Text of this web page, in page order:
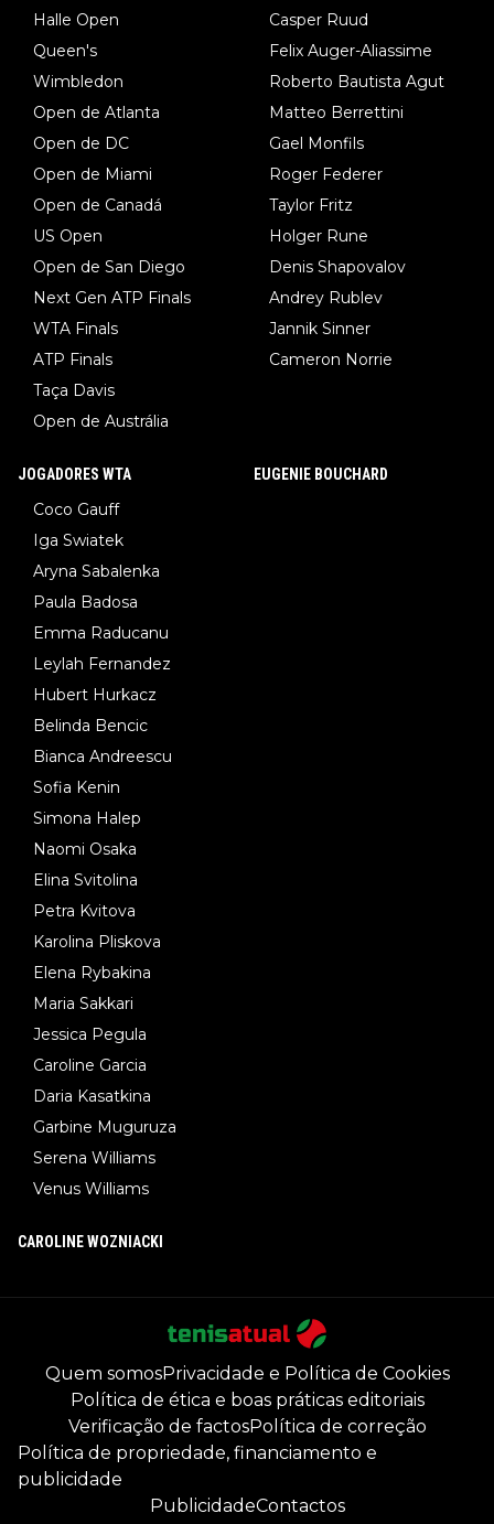
Halle Open
Queen's
Wimbledon
Open de Atlanta
Open de DC
Open de Miami
Open de Canadá
US Open
Open de San Diego
Next Gen ATP Finals
WTA Finals
ATP Finals
Taça Davis
Open de Austrália
Casper Ruud
Felix Auger-Aliassime
Roberto Bautista Agut
Matteo Berrettini
Gael Monfils
Roger Federer
Taylor Fritz
Holger Rune
Denis Shapovalov
Andrey Rublev
Jannik Sinner
Cameron Norrie
JOGADORES WTA
Coco Gauff
Iga Swiatek
Aryna Sabalenka
Paula Badosa
Emma Raducanu
Leylah Fernandez
Hubert Hurkacz
Belinda Bencic
Bianca Andreescu
Sofia Kenin
Simona Halep
Naomi Osaka
Elina Svitolina
Petra Kvitova
Karolina Pliskova
Elena Rybakina
Maria Sakkari
Jessica Pegula
Caroline Garcia
Daria Kasatkina
Garbine Muguruza
Serena Williams
Venus Williams
EUGENIE BOUCHARD
CAROLINE WOZNIACKI
Quem somosPrivacidade e Política de Cookies
Política de ética e boas práticas editoriais
Verificação de factosPolítica de correção
Política de propriedade, financiamento e
publicidade
PublicidadeContactos